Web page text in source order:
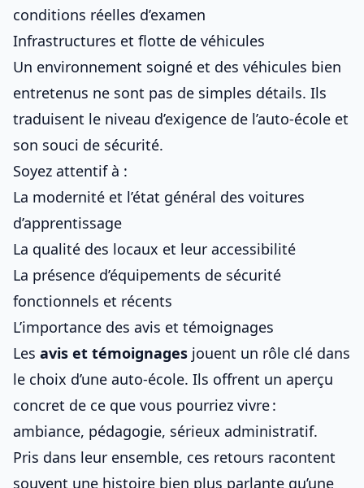
conditions réelles d’examen
Infrastructures et flotte de véhicules
Un environnement soigné et des véhicules bien
entretenus ne sont pas de simples détails. Ils
traduisent le niveau d’exigence de l’auto-école et
son souci de sécurité.
Soyez attentif à :
La modernité et l’état général des voitures
d’apprentissage
La qualité des locaux et leur accessibilité
La présence d’équipements de sécurité
fonctionnels et récents
L’importance des avis et témoignages
Les avis et témoignages jouent un rôle clé dans
le choix d’une auto-école. Ils offrent un aperçu
concret de ce que vous pourriez vivre :
ambiance, pédagogie, sérieux administratif.
Pris dans leur ensemble, ces retours racontent
souvent une histoire bien plus parlante qu’une